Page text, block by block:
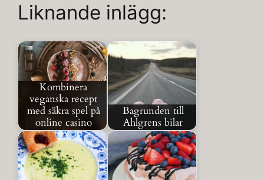
Liknande inlägg:
Kombinera
veganska recept
med säkra spel på
online casino
Bagrunden till
Ahlgrens bilar